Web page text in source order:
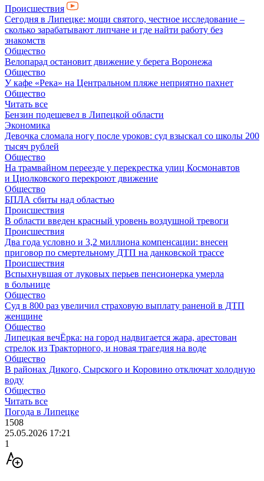
Происшествия
Сегодня в Липецке: мощи святого, честное исследование –
сколько зарабатывают липчане и где найти работу без
знакомств
Общество
Велопарад остановит движение у берега Воронежа
Общество
У кафе «Река» на Центральном пляже неприятно пахнет
Общество
Читать все
Бензин подешевел в Липецкой области
Экономика
Девочка сломала ногу после уроков: суд взыскал со школы 200
тысяч рублей
Общество
На трамвайном переезде у перекрестка улиц Космонавтов
и Циолковского перекроют движение
Общество
БПЛА сбиты над областью
Происшествия
В области введен красный уровень воздушной тревоги
Происшествия
Два года условно и 3,2 миллиона компенсации: внесен
приговор по смертельному ДТП на данковской трассе
Происшествия
Вспыхнувшая от луковых перьев пенсионерка умерла
в больнице
Общество
Суд в 800 раз увеличил страховую выплату раненой в ДТП
женщине
Общество
Липецкая вечЁрка: на город надвигается жара, арестован
стрелок из Тракторного, и новая трагедия на воде
Общество
В районах Дикого, Сырского и Коровино отключат холодную
воду
Общество
Читать все
Погода в Липецке
1508
25.05.2026 17:21
1